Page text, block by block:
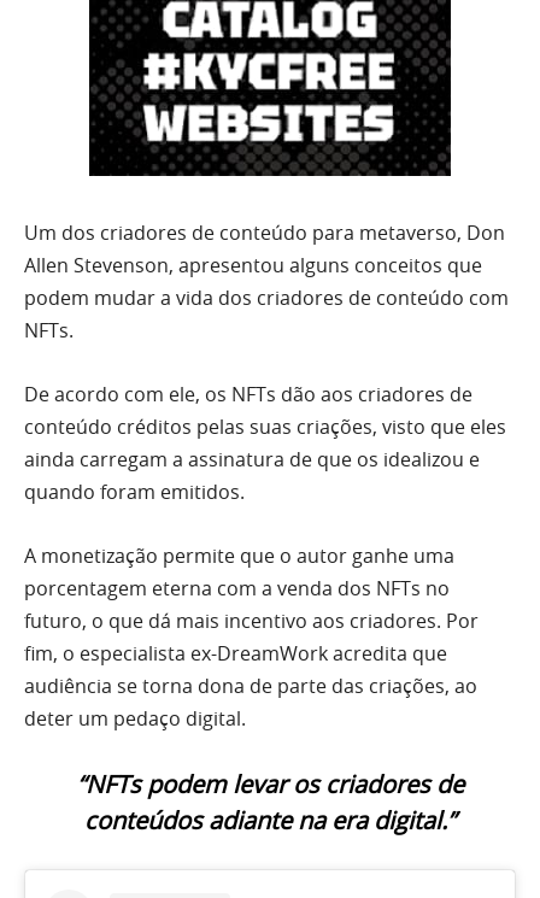
Um dos criadores de conteúdo para metaverso, Don
Allen Stevenson, apresentou alguns conceitos que
podem mudar a vida dos criadores de conteúdo com
NFTs.
De acordo com ele, os NFTs dão aos criadores de
conteúdo créditos pelas suas criações, visto que eles
ainda carregam a assinatura de que os idealizou e
quando foram emitidos.
A monetização permite que o autor ganhe uma
porcentagem eterna com a venda dos NFTs no
futuro, o que dá mais incentivo aos criadores. Por
fim, o especialista ex-DreamWork acredita que
audiência se torna dona de parte das criações, ao
deter um pedaço digital.
“NFTs podem levar os criadores de
conteúdos adiante na era digital.”